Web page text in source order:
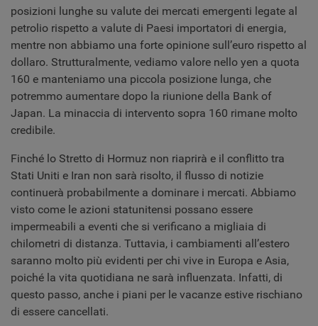
posizioni lunghe su valute dei mercati emergenti legate al
petrolio rispetto a valute di Paesi importatori di energia,
mentre non abbiamo una forte opinione sull’euro rispetto al
dollaro. Strutturalmente, vediamo valore nello yen a quota
160 e manteniamo una piccola posizione lunga, che
potremmo aumentare dopo la riunione della Bank of
Japan. La minaccia di intervento sopra 160 rimane molto
credibile.
Finché lo Stretto di Hormuz non riaprirà e il conflitto tra
Stati Uniti e Iran non sarà risolto, il flusso di notizie
continuerà probabilmente a dominare i mercati. Abbiamo
visto come le azioni statunitensi possano essere
impermeabili a eventi che si verificano a migliaia di
chilometri di distanza. Tuttavia, i cambiamenti all’estero
saranno molto più evidenti per chi vive in Europa e Asia,
poiché la vita quotidiana ne sarà influenzata. Infatti, di
questo passo, anche i piani per le vacanze estive rischiano
di essere cancellati.